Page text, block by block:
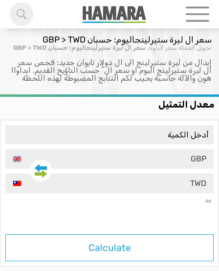
سعر ال ليرة ستيرلينجاليوم: حسبان GBP > TWD
تحويل العملة سعر الباوند سعر ال ليرة ستيرلينجاليوم: حسبان GBP > TWD
إبدال من ليرة ستيرلينج الى ال دولار تايوان جديد: فحص سعر
ال ليرة ستيرلينج اليوم او سعر ال ْ حسب التاؤيخ القديم. ابداواا
هون والآلة حاسبة يجيب لكم النتايج المضبوطة لهذه اللحظة
معدل التمثيل
GBP
TWD
Ad
Calculate